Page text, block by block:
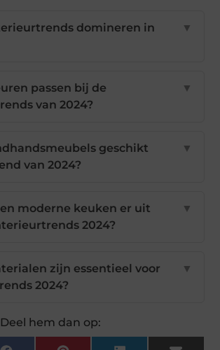
domineren in
▼
passen bij de
van 2024?
▼
geschikt
van 2024?
▼
moderne keuken er uit
2024?
▼
zijn essentieel voor
2024?
▼
hem dan op: